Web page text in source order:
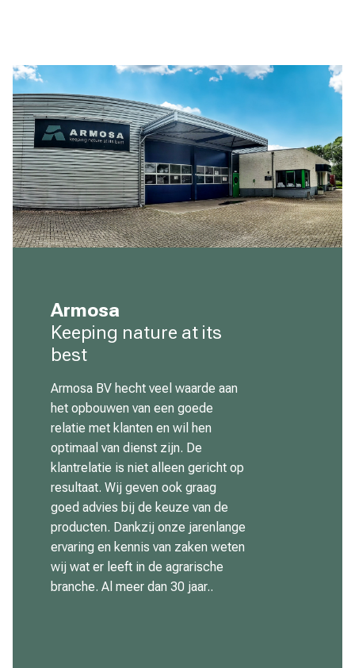
Armosa
Keeping nature at its
best
Armosa BV hecht veel waarde aan
het opbouwen van een goede
relatie met klanten en wil hen
optimaal van dienst zijn. De
klantrelatie is niet alleen gericht op
resultaat. Wij geven ook graag
goed advies bij de keuze van de
producten. Dankzij onze jarenlange
ervaring en kennis van zaken weten
wij wat er leeft in de agrarische
branche. Al meer dan 30 jaar..